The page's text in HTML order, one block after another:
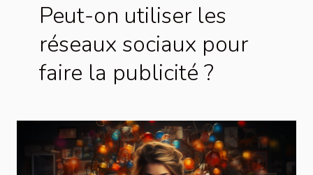
Peut-on utiliser les
réseaux sociaux pour
faire la publicité ?